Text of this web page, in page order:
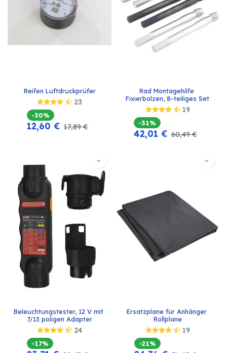
Reifen Luftdruckprüfer
23
-30%
12,60 € 17,89€
Rad Montagehilfe
Fixierbolzen, 8-teiliges Set
19
-31%
42,01 € 60,49€
Beleuchtungstester, 12 V mit
7/13 poligen Adapter
24
-17%
Ersatzplane für Anhänger
Rollplane
19
-21%